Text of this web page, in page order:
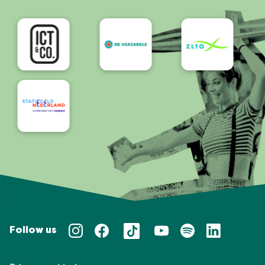
Bereikbaarheid/Toegankelijkheid
Follow us